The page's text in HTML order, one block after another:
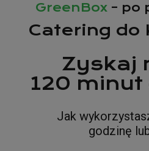
GreenBox – po
Catering do
Zyskaj
120 minut
Jak
godzinę